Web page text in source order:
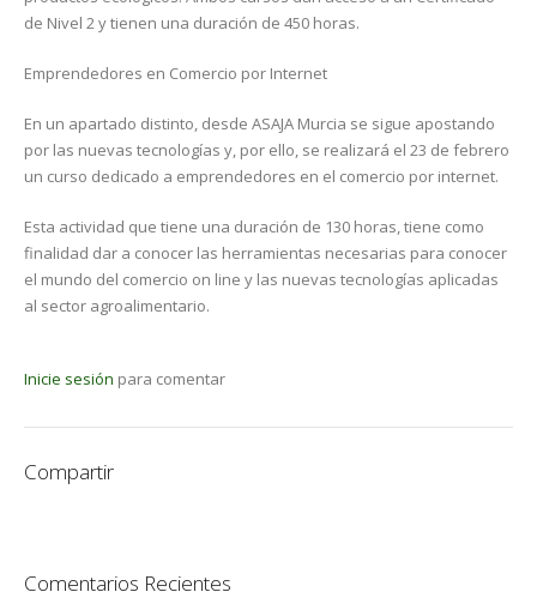
de Nivel 2 y tienen una duración de 450 horas.
Emprendedores en Comercio por Internet
En un apartado distinto, desde ASAJA Murcia se sigue apostando
por las nuevas tecnologías y, por ello, se realizará el 23 de febrero
un curso dedicado a emprendedores en el comercio por internet.
Esta actividad que tiene una duración de 130 horas, tiene como
finalidad dar a conocer las herramientas necesarias para conocer
el mundo del comercio on line y las nuevas tecnologías aplicadas
al sector agroalimentario.
Inicie sesión para comentar
Compartir
Comentarios Recientes